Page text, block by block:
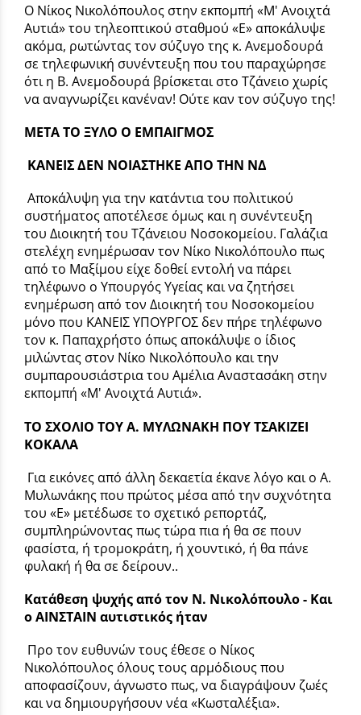
Ο Νίκος Νικολόπουλος στην εκπομπή «Μ' Ανοιχτά
Αυτιά» του τηλεοπτικού σταθμού «Ε» αποκάλυψε
ακόμα, ρωτώντας τον σύζυγο της κ. Ανεμοδουρά
σε τηλεφωνική συνέντευξη που του παραχώρησε
ότι η Β. Ανεμοδουρά βρίσκεται στο Τζάνειο χωρίς
να αναγνωρίζει κανέναν! Ούτε καν τον σύζυγο της!
ΜΕΤΑ ΤΟ ΞΥΛΟ Ο ΕΜΠΑΙΓΜΟΣ
ΚΑΝΕΙΣ ΔΕΝ ΝΟΙΑΣΤΗΚΕ ΑΠΟ ΤΗΝ ΝΔ
Αποκάλυψη για την κατάντια του πολιτικού
συστήματος αποτέλεσε όμως και η συνέντευξη
του Διοικητή του Τζάνειου Νοσοκομείου. Γαλάζια
στελέχη ενημέρωσαν τον Νίκο Νικολόπουλο πως
από το Μαξίμου είχε δοθεί εντολή να πάρει
τηλέφωνο ο Υπουργός Υγείας και να ζητήσει
ενημέρωση από τον Διοικητή του Νοσοκομείου
μόνο που ΚΑΝΕΙΣ ΥΠΟΥΡΓΟΣ δεν πήρε τηλέφωνο
τον κ. Παπαχρήστο όπως αποκάλυψε ο ίδιος
μιλώντας στον Νίκο Νικολόπουλο και την
συμπαρουσιάστρια του Αμέλια Αναστασάκη στην
εκπομπή «Μ' Ανοιχτά Αυτιά».
ΤΟ ΣΧΟΛΙΟ ΤΟΥ Α. ΜΥΛΩΝΑΚΗ ΠΟΥ ΤΣΑΚΙΖΕΙ
ΚΟΚΑΛΑ
Για εικόνες από άλλη δεκαετία έκανε λόγο και ο Α.
Μυλωνάκης που πρώτος μέσα από την συχνότητα
του «Ε» μετέδωσε το σχετικό ρεπορτάζ,
συμπληρώνοντας πως τώρα πια ή θα σε πουν
φασίστα, ή τρομοκράτη, ή χουντικό, ή θα πάνε
φυλακή ή θα σε δείρουν..
Κατάθεση ψυχής από τον Ν. Νικολόπουλο - Και
ο ΑΙΝΣΤΑΙΝ αυτιστικός ήταν
Προ τον ευθυνών τους έθεσε ο Νίκος
Νικολόπουλος όλους τους αρμόδιους που
αποφασίζουν, άγνωστο πως, να διαγράψουν ζωές
και να δημιουργήσουν νέα «Κωσταλέξια».